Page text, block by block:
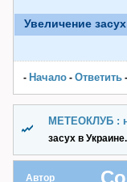
Увеличение
- Начало - Ответить -
МЕТЕОКЛУБ :
засух в
Автор